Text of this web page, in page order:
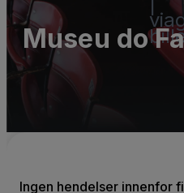
Museu do
Ingen hendelser innenfor